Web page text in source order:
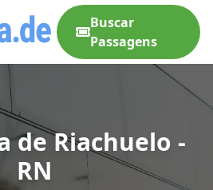
Buscar
Passagens
de Riachuelo -
RN